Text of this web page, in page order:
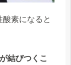
素になると
結びつくこ